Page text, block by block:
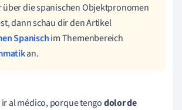
über die spanischen Objektpronomen
dann schau dir den Artikel
Spanischim Themenbereich
an.
iralmédico,porquetengodolor de